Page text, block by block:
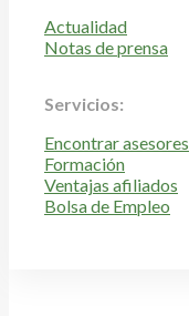
Actualidad
Notas de prensa
Servicios:
Encontrar asesores
Formación
Ventajas afiliados
Bolsa de Empleo